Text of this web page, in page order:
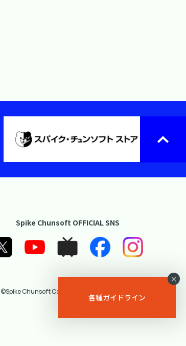
Spike Chunsoft OFFICIAL SNS
©Spike Chunsoft Co., Ltd. All Rights Reserved.
各種ガイドライン
×